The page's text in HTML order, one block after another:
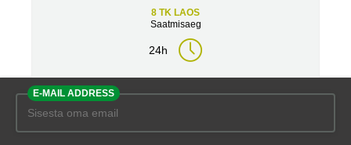
8 TK LAOS
Saatmisaeg
24h
E-MAIL ADDRESS